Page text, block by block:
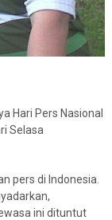
Hari Pers Nasional
Selasa
pers di Indonesia.
ini dituntut